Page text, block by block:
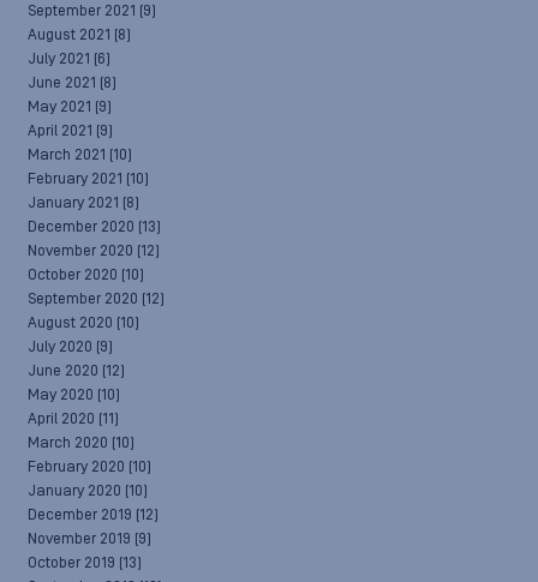
September 2021 (9)
August 2021 (8)
July 2021 (6)
June 2021 (8)
May 2021 (9)
April 2021 (9)
March 2021 (10)
February 2021 (10)
January 2021 (8)
December 2020 (13)
November 2020 (12)
October 2020 (10)
September 2020 (12)
August 2020 (10)
July 2020 (9)
June 2020 (12)
May 2020 (10)
April 2020 (11)
March 2020 (10)
February 2020 (10)
January 2020 (10)
December 2019 (12)
November 2019 (9)
October 2019 (13)